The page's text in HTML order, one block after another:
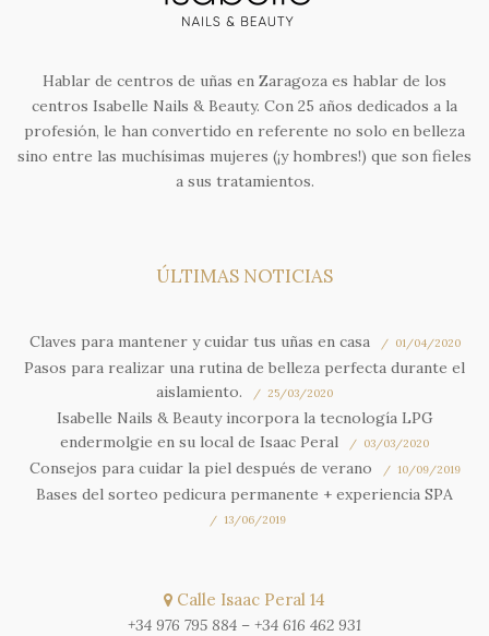
Hablar de centros de uñas en Zaragoza es hablar de los
centros Isabelle Nails & Beauty. Con 25 años dedicados a la
profesión, le han convertido en referente no solo en belleza
sino entre las muchísimas mujeres (¡y hombres!) que son fieles
a sus tratamientos.
ÚLTIMAS NOTICIAS
Claves para mantener y cuidar tus uñas en casa 01/04/2020
Pasos para realizar una rutina de belleza perfecta durante el
aislamiento.
25/03/2020
Isabelle Nails & Beauty incorpora la tecnología LPG
endermolgie en su local de Isaac Peral
03/03/2020
Consejos para cuidar la piel después de verano 10/09/2019
Bases del sorteo pedicura permanente + experiencia SPA
13/06/2019
Calle Isaac Peral 14
+34 976 795 884 – +34 616 462 931